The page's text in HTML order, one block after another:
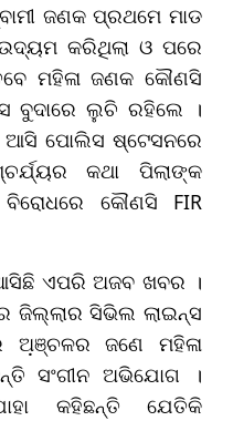
ଜଣକ ପ୍ରଥମେ ମାଡ
ଉଦ୍ୟମ କରିଥିଲା ଓ ପରେ
ମହିଳା ଜଣକ କୌଣସି
ବୁଦାରେ ଲୁଚି ରହିଲେ ।
ଆସି ପୋଲିସ ଷ୍ଟେସନରେ
କଥା ପିଲାଙ୍କ
କୌଣସି FIR
ଏପରି ଅଜବ ଖବର ।
ଜିଲ୍ଲାର ସିଭିଲ ଲାଇନ୍ସ
ଅ଼ଞ୍ଚଳର ଜଣେ ମହିଳା
ସଂଗୀନ ଅଭିଯୋଗ ।
କହିଛନ୍ତି ଯେତିକି